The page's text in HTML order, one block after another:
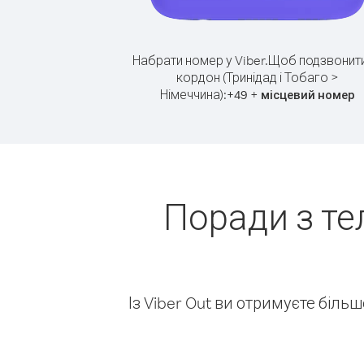
Набрати номер у Viber.Щоб
кордон (Тринідад і Тобаго >
Німеччина):+49 + місцевий номер
Поради з
Із Viber Out ви отримуєте